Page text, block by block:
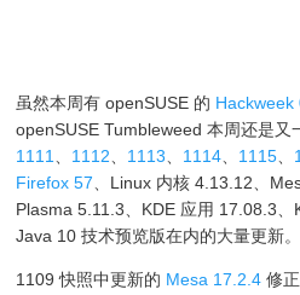
虽然本周有 openSUSE 的 Hackweek
openSUSE Tumbleweed 本周还是又
1111、 1112、 1113、 1114、 1115、
Firefox 57、Linux 内核 4.13.12、
Plasma 5.11.3、KDE 应用 17.08.3
Java 10 技术预览版在内的大量更新。
1109 快照中更新的 Mesa 17.2.4 修